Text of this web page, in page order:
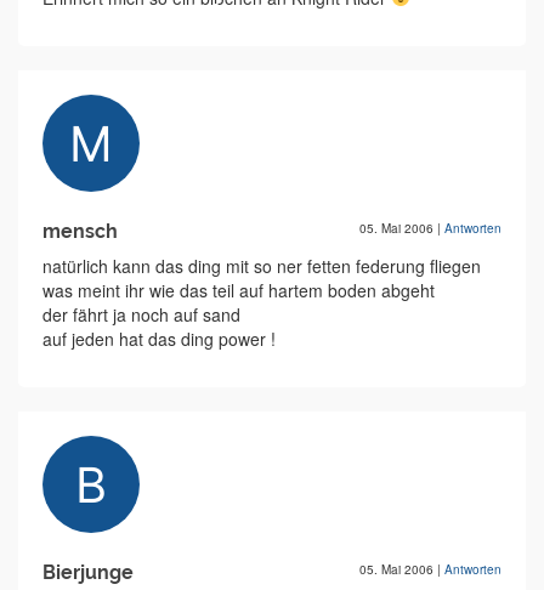
mensch 05. Mai 2006 | Antworten
natürlich kann das ding mit so ner fetten federung fliegen
was meint ihr wie das teil auf hartem boden abgeht
der fährt ja noch auf sand
auf jeden hat das ding power !
Bierjunge 05. Mai 2006 | Antworten